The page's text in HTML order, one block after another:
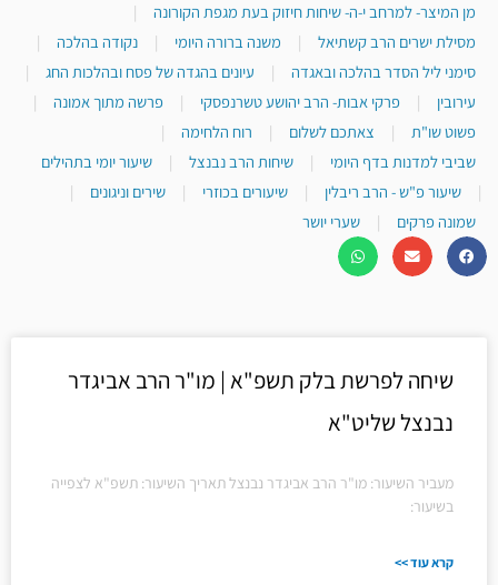
מן המיצר- למרחב י-ה- שיחות חיזוק בעת מגפת הקורונה
|
מסילת ישרים הרב קשתיאל
| משנה ברורה היומי | נקודה בהלכה
|
סימני ליל הסדר בהלכה ובאגדה
| עיונים בהגדה של פסח ובהלכות החג
|
עירובין
| פרקי אבות- הרב יהושע טשרנפסקי | פרשה מתוך אמונה
|
פשוט שו"ת
| צאתכם לשלום | רוח הלחימה
|
שביבי למדנות בדף היומי
| שיחות הרב נבנצל |
שיעור יומי בתהילים
|
שיעור פ"ש - הרב ריבלין | שיעורים בכוזרי | שירים וניגונים
|
שמונה פרקים
| שערי יושר
שיחה לפרשת בלק תשפ"א | מו"ר הרב אביגדר
נבנצל שליט"א
מעביר השיעור: מו"ר הרב אביגדר נבנצל תאריך השיעור: תשפ"א לצפייה
בשיעור:
קרא עוד >>